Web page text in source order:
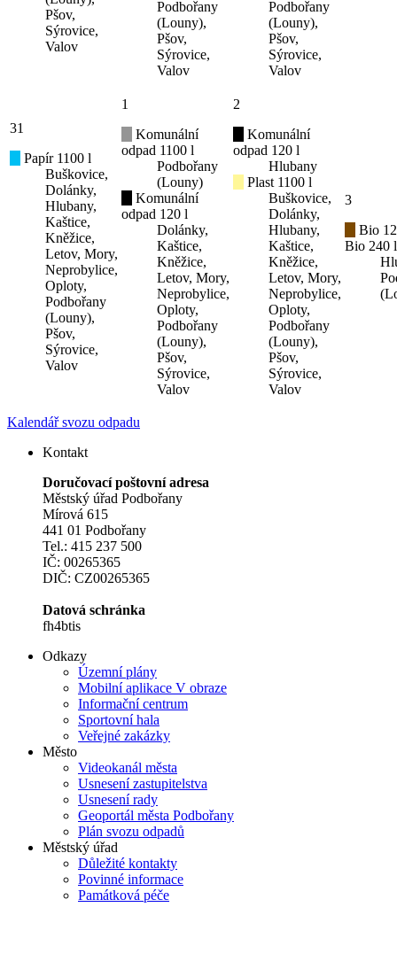
Pšov,
Sýrovice,
Valov
Podbořany
(Louny),
Pšov,
Sýrovice,
Valov
Podbořany
(Louny),
Pšov,
Sýrovice,
Valov
31
Papír 1100 l
Buškovice,
Dolánky,
Hlubany,
Kaštice,
Kněžice,
Letov, Mory,
Neprobylice,
Oploty,
Podbořany
(Louny),
Pšov,
Sýrovice,
Valov
1
Komunální
odpad 1100 l
Podbořany
(Louny)
Komunální
odpad 120 l
Dolánky,
Kaštice,
Kněžice,
Letov, Mory,
Neprobylice,
Oploty,
Podbořany
(Louny),
Pšov,
Sýrovice,
Valov
2
Komunální
odpad 120 l
Hlubany
Plast 1100 l
Buškovice,
Dolánky,
Hlubany,
Kaštice,
Kněžice,
Letov, Mory,
Neprobylice,
Oploty,
Podbořany
(Louny),
Pšov,
Sýrovice,
Valov
3
Bio
Bio 240 l
Kalendář svozu odpadu
Kontakt
Doručovací poštovní adresa
Městský úřad Podbořany
Mírová 615
441 01 Podbořany
Tel.: 415 237 500
IČ: 00265365
DIČ: CZ00265365
Datová schránka
fh4btis
Odkazy
Územní plány
Mobilní aplikace V obraze
Informační centrum
Sportovní hala
Veřejné zakázky
Město
Videokanál města
Usnesení zastupitelstva
Usnesení rady
Geoportál města Podbořany
Plán svozu odpadů
Městský úřad
Důležité kontakty
Povinné informace
Památková péče